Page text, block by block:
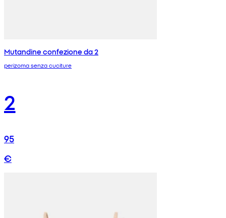
Mutandine confezione da 2
perizoma senza cuciture
2
95
€